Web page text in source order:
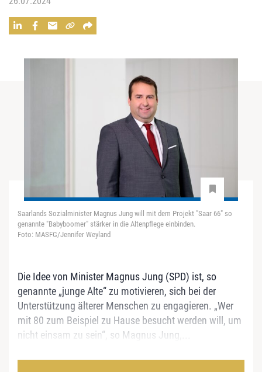
Saarlands Sozialminister Magnus Jung will mit dem Projekt "Saar 66" so
genannte "Babyboomer" stärker in die Altenpflege einbinden.
Foto: MASFG/Jennifer Weyland
Die Idee von Minister Magnus Jung (SPD) ist, so
genannte „junge Alte“ zu motivieren, sich bei der
Unterstützung älterer Menschen zu engagieren. „Wer
mit 80 zum Beispiel zu Hause besucht werden will, um
nicht einsam zu sein“, so Magnus Jung,...